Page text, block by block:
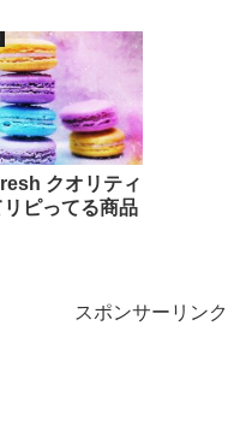
クオリティ
ピってる商品
スポンサーリンク